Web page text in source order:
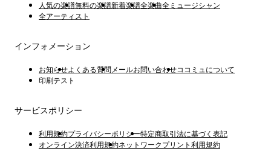
人気の楽譜無料の楽譜新着楽譜全楽曲全ミュージシャン
全アーティスト
インフォメーション
お知らせよくある質問 メールお問い合わせココミュについて
印刷テスト
サービスポリシー
利用規約プライバシーポリシー特定商取引法に基づく表記
オンライン決済利用規約ネットワークプリント利用規約